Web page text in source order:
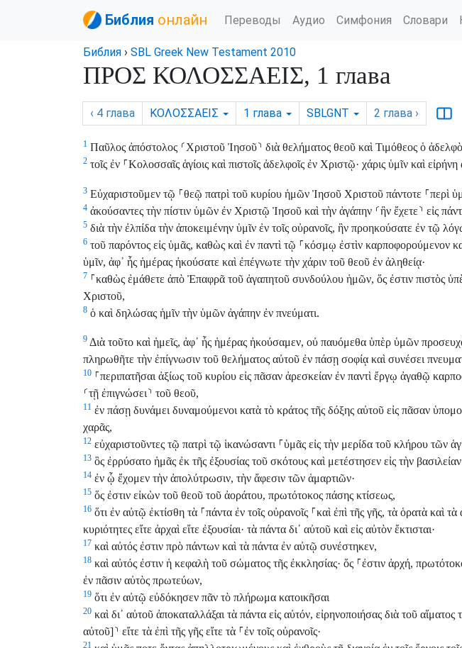
Библия онлайн Переводы Аудио Симфония Словари
Библия › SBL Greek New Testament 2010
ΠΡΟΣ ΚΟΛΟΣΣΑΕΙΣ, 1 глава
‹ 4 глава ΚΟΛΟΣΣΑΕΙΣ 1 глава SBLGNT 2 глава ›
1 Παῦλος ἀπόστολος ⸂Χριστοῦ Ἰησοῦ⸃ διὰ θελήματος θεοῦ καὶ Τιμόθεος ὁ
2 τοῖς ἐν ⸀Κολοσσαῖς ἁγίοις καὶ πιστοῖς ἀδελφοῖς ἐν Χριστῷ· χάρις ὑμῖν καὶ
3 Εὐχαριστοῦμεν τῷ ⸀θεῷ πατρὶ τοῦ κυρίου ἡμῶν Ἰησοῦ Χριστοῦ πάντοτε ⸀περὶ
4 ἀκούσαντες τὴν πίστιν ὑμῶν ἐν Χριστῷ Ἰησοῦ καὶ τὴν ἀγάπην ⸂ἣν ἔχετε⸃ εἰς
5 διὰ τὴν ἐλπίδα τὴν ἀποκειμένην ὑμῖν ἐν τοῖς οὐρανοῖς, ἣν προηκούσατε ἐν τῷ
6 τοῦ παρόντος εἰς ὑμᾶς, καθὼς καὶ ἐν παντὶ τῷ ⸀κόσμῳ ἐστὶν καρποφορούμενον
ὑμῖν, ἀφ᾽ ἧς ἡμέρας ἠκούσατε καὶ ἐπέγνωτε τὴν χάριν τοῦ θεοῦ ἐν ἀληθείᾳ·
7 ⸀καθὼς ἐμάθετε ἀπὸ Ἐπαφρᾶ τοῦ ἀγαπητοῦ συνδούλου ἡμῶν, ὅς ἐστιν πιστὸς
Χριστοῦ,
8 ὁ καὶ δηλώσας ἡμῖν τὴν ὑμῶν ἀγάπην ἐν πνεύματι.
9 Διὰ τοῦτο καὶ ἡμεῖς, ἀφ᾽ ἧς ἡμέρας ἠκούσαμεν, οὐ παυόμεθα ὑπὲρ ὑμῶν
πληρωθῆτε τὴν ἐπίγνωσιν τοῦ θελήματος αὐτοῦ ἐν πάσῃ σοφίᾳ καὶ συνέσει
10 ⸀περιπατῆσαι ἀξίως τοῦ κυρίου εἰς πᾶσαν ἀρεσκείαν ἐν παντὶ ἔργῳ ἀγαθῷ
⸂τῇ ἐπιγνώσει⸃ τοῦ θεοῦ,
11 ἐν πάσῃ δυνάμει δυναμούμενοι κατὰ τὸ κράτος τῆς δόξης αὐτοῦ εἰς πᾶσαν
χαρᾶς,
12 εὐχαριστοῦντες τῷ πατρὶ τῷ ἱκανώσαντι ⸀ὑμᾶς εἰς τὴν μερίδα τοῦ κλήρου τῶν
13 ὃς ἐρρύσατο ἡμᾶς ἐκ τῆς ἐξουσίας τοῦ σκότους καὶ μετέστησεν εἰς τὴν
14 ἐν ᾧ ἔχομεν τὴν ἀπολύτρωσιν, τὴν ἄφεσιν τῶν ἁμαρτιῶν·
15 ὅς ἐστιν εἰκὼν τοῦ θεοῦ τοῦ ἀοράτου, πρωτότοκος πάσης κτίσεως,
16 ὅτι ἐν αὐτῷ ἐκτίσθη τὰ ⸀πάντα ἐν τοῖς οὐρανοῖς ⸀καὶ ἐπὶ τῆς γῆς, τὰ ὁρατὰ καὶ τὰ
κυριότητες εἴτε ἀρχαὶ εἴτε ἐξουσίαι· τὰ πάντα δι᾽ αὐτοῦ καὶ εἰς αὐτὸν ἔκτισται·
17 καὶ αὐτός ἐστιν πρὸ πάντων καὶ τὰ πάντα ἐν αὐτῷ συνέστηκεν,
18 καὶ αὐτός ἐστιν ἡ κεφαλὴ τοῦ σώματος τῆς ἐκκλησίας· ὅς ⸀ἐστιν ἀρχή,
ἐν πᾶσιν αὐτὸς πρωτεύων,
19 ὅτι ἐν αὐτῷ εὐδόκησεν πᾶν τὸ πλήρωμα κατοικῆσαι
20 καὶ δι᾽ αὐτοῦ ἀποκαταλλάξαι τὰ πάντα εἰς αὐτόν, εἰρηνοποιήσας διὰ τοῦ
αὐτοῦ]⸃ εἴτε τὰ ἐπὶ τῆς γῆς εἴτε τὰ ⸀ἐν τοῖς οὐρανοῖς·
21